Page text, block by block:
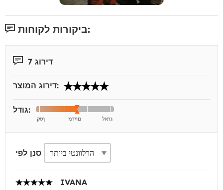
ביקורות לקוחות:
דירוג 7
דירוג המוצר:
גודל:
סנן לפי
IVANA